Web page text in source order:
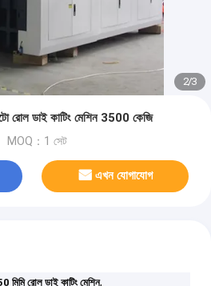
2/3
ডাই কাটিং মেশিন 3500 কেজি
MOQ：1 সেট
এখন যোগাযোগ
মিমি রোল ডাই কাটিং মেশিন,